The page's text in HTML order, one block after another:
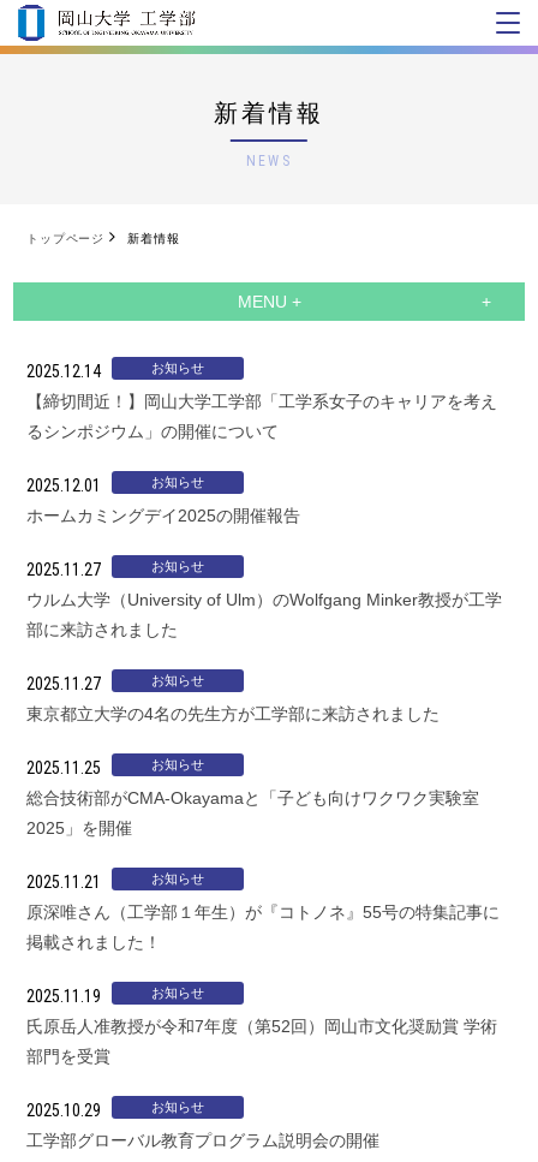
新着情報
NEWS
トップページ 新着情報
MENU +
2025.12.14 お知らせ
【締切間近！】岡山大学工学部「工学系女子のキャリアを考え
るシンポジウム」の開催について
2025.12.01 お知らせ
ホームカミングデイ2025の開催報告
2025.11.27 お知らせ
ウルム大学（University of Ulm）のWolfgang Minker教授が工学
部に来訪されました
2025.11.27 お知らせ
東京都立大学の4名の先生方が工学部に来訪されました
2025.11.25 お知らせ
総合技術部がCMA-Okayamaと「子ども向けワクワク実験室
2025」を開催
2025.11.21 お知らせ
原深唯さん（工学部１年生）が『コトノネ』55号の特集記事に
掲載されました！
2025.11.19 お知らせ
氏原岳人准教授が令和7年度（第52回）岡山市文化奨励賞 学術
部門を受賞
2025.10.29 お知らせ
工学部グローバル教育プログラム説明会の開催